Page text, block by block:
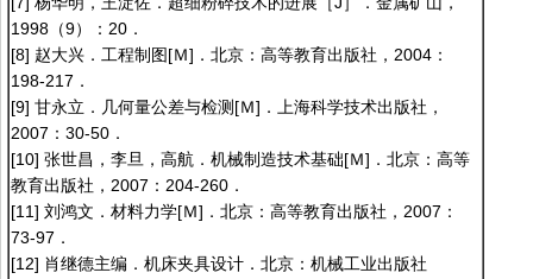
1998（9）：20．
[8] 赵大兴．工程制图[Ｍ]．北京：高等教育出版社，2004：
198-217．
[9] 甘永立．几何量公差与检测[Ｍ]．上海科学技术出版社，
2007：30-50．
[10] 张世昌，李旦，高航．机械制造技术基础[Ｍ]．北京：高等
教育出版社，2007：204-260．
[11] 刘鸿文．材料力学[Ｍ]．北京：高等教育出版社，2007：
73-97．
[12] 肖继德主编．机床夹具设计．北京：机械工业出版社